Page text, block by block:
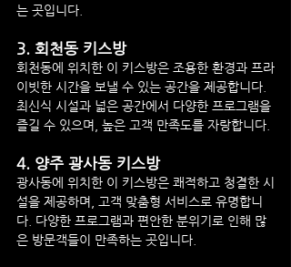
는 곳입니다.
3. 회천동 키스방
회천동에 위치한 이 키스방은 조용한 환경과 프라
이빗한 시간을 보낼 수 있는 공간을 제공합니다.
최신식 시설과 넓은 공간에서 다양한 프로그램을
즐길 수 있으며, 높은 고객 만족도를 자랑합니다.
4. 양주 광사동 키스방
광사동에 위치한 이 키스방은 쾌적하고 청결한 시
설을 제공하며, 고객 맞춤형 서비스로 유명합니
다. 다양한 프로그램과 편안한 분위기로 인해 많
은 방문객들이 만족하는 곳입니다.